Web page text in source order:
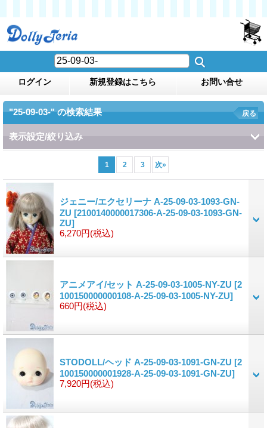
ログイン 新規登録はこちら お問い合せ
"25-09-03-"の検索結果 戻る
表示設定/絞り込み
1 2 3 次»
ジェニー/エクセリーナ A-25-09-03-1093-GN-
ZU [2100140000017306-A-25-09-03-1093-GN-
ZU]
6,270円(税込)
アニメアイ/セット A-25-09-03-1005-NY-ZU [2
100150000000108-A-25-09-03-1005-NY-ZU]
660円(税込)
STODOLL/ヘッド A-25-09-03-1091-GN-ZU [2
100150000001928-A-25-09-03-1091-GN-ZU]
7,920円(税込)